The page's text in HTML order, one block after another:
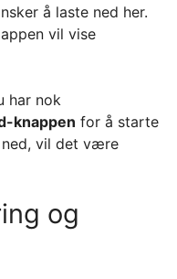
å laste ned her.
vil vise
har nok
knappen for å starte
ned, vil det være
og